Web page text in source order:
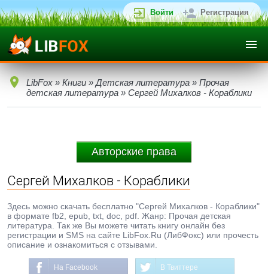
Войти Регистрация
LibFox » Книги » Детская литература » Прочая
детская литература » Сергей Михалков - Кораблики
Авторские права
Сергей Михалков - Кораблики
Здесь можно скачать бесплатно "Сергей Михалков - Кораблики"
в формате fb2, epub, txt, doc, pdf. Жанр: Прочая детская
литература. Так же Вы можете читать книгу онлайн без
регистрации и SMS на сайте LibFox.Ru (ЛибФокс) или прочесть
описание и ознакомиться с отзывами.
На Facebook В Твиттере